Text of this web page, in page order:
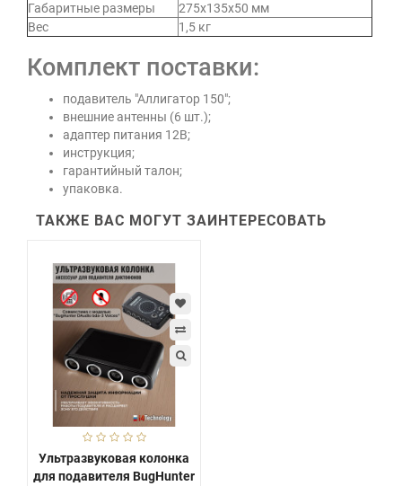
Габаритные размеры
275х135х50 мм
Вес
1,5 кг
Комплект поставки:
подавитель "Аллигатор 150";
внешние антенны (6 шт.);
адаптер питания 12В;
инструкция;
гарантийный талон;
упаковка.
ТАКЖЕ ВАС МОГУТ ЗАИНТЕРЕСОВАТЬ
Ультразвуковая колонка
для подавителя BugHunter